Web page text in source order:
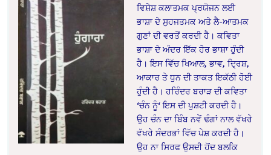
ਵਿਸ਼ੇਸ਼ ਕਲਾਤਮਕ ਪ੍ਰਯੋਜਨ ਲਈ
ਭਾਸ਼ਾ ਦੇ ਸੁਹਜਤਮਕ ਅਤੇ ਲੈ-ਆਤਮਕ
ਗੁਣਾਂ ਦੀ ਵਰਤੋਂ ਕਰਦੀ ਹੈ। ਕਵਿਤਾ
ਭਾਸ਼ਾ ਦੇ ਅੰਦਰ ਇੱਕ ਹੋਰ ਭਾਸ਼ਾ ਹੁੰਦੀ
ਹੈ। ਇਸ ਵਿੱਚ ਖਿਆਲ, ਭਾਵ, ਦ੍ਰਿਸ਼,
ਆਕਾਰ ਤੇ ਧੁਨ ਦੀ ਤਾਕਤ ਇਕੱਠੀ ਹੋਈ
ਹੁੰਦੀ ਹੈ। ਹਰਿੰਦਰ ਬਰਾੜ ਦੀ ਕਵਿਤਾ
‘ਚੰਨ ਨੂੰ‘ ਇਸ ਦੀ ਪੁਸ਼ਟੀ ਕਰਦੀ ਹੈ।
ਉਹ ਚੰਨ ਦਾ ਬਿੰਬ ਨਵੇਂ ਢੰਗਾਂ ਨਾਲ ਵੱਖਰੇ
ਵੱਖਰੇ ਸੰਦਰਭਾਂ ਵਿੱਚ ਪੇਸ਼ ਕਰਦੀ ਹੈ।
ਉਹ ਨਾ ਸਿਰਫ ਉਸਦੀ ਹੋਂਦ ਬਲਕਿ